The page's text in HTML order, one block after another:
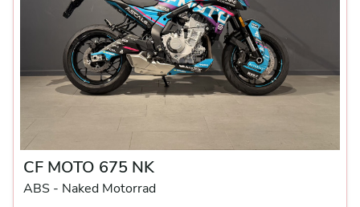
CF MOTO 675 NK
ABS - Naked Motorrad